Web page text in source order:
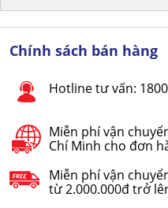
Chính sách bán hàng
Hotline tư vấn:
Miễn phí vận
Chí Minh cho đơn
Miễn phí vận
từ 2.000.000đ trở